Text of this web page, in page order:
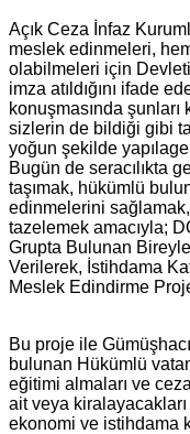
Açık Ceza İnfaz
meslek edinmeleri,
olabilmeleri için
imza atıldığını ifade
konuşmasında
sizlerin de bildiği gibi
yoğun şekilde
Bugün de seracılıkta
taşımak, hükümlü
edinmelerini
tazelemek amacıyla;
Grupta Bulunan
Verilerek, İstihdama
Meslek Edindirme
Bu proje ile
bulunan Hükümlü
eğitimi almaları ve
ait veya
ekonomi ve istihdama